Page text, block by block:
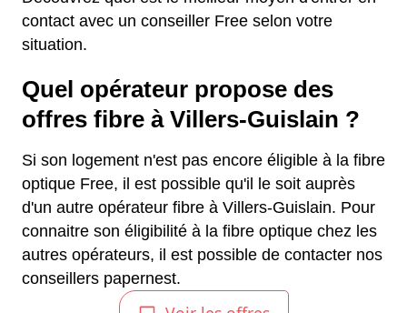
contact avec un conseiller Free selon votre
situation.
Quel opérateur propose des
offres fibre à Villers-Guislain ?
Si son logement n'est pas encore éligible à la fibre
optique Free, il est possible qu'il le soit auprès
d'un autre opérateur fibre à Villers-Guislain. Pour
connaitre son éligibilité à la fibre optique chez les
autres opérateurs, il est possible de contacter nos
conseillers papernest.